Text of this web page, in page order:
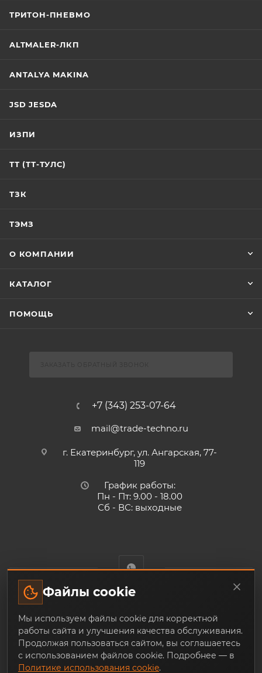
ТРИТОН-ПНЕВМО
ALTMALER-ЛКП
ANTALYA MAKINA
JSD JESDA
ИЗПИ
ТТ (ТТ-ТУЛС)
ТЗК
ТЭМЗ
О КОМПАНИИ
КАТАЛОГ
ПОМОЩЬ
+7 (343) 253-07-64
mail@trade-techno.ru
г. Екатеринбург, ул. Ангарская, 77-
119
График работы:
Пн - Пт: 9.00 - 18.00
Сб - ВС: выходные
инструмента с доставкой по Екатеринбургу и по всей
России, из наличия и под заказ
Файлы cookie
Мы используем файлы cookie для корректной
работы сайта и улучшения качества обслуживания.
Продолжая пользоваться сайтом, вы соглашаетесь
с использованием файлов cookie. Подробнее — в
Политике использования cookie.